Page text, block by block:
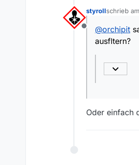
Offline
styrollschrieb am
zuletzt
@orchipit
ausfltern?
Oder einfach